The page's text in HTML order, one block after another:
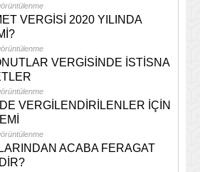
VERGİSİ 2020 YILINDA
VERGİSİNDE İSTİSNA
VERGİLENDİRİLENLER İÇİN
ACABA FERAGAT